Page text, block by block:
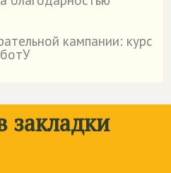
кампании: курс
закладки